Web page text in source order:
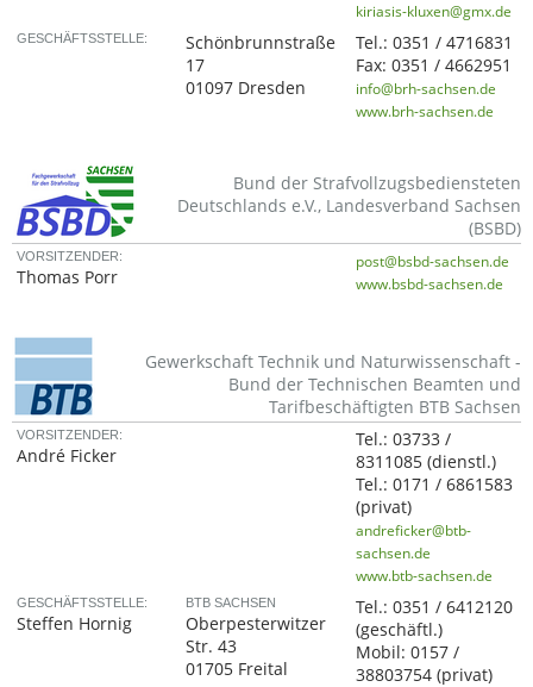
kiriasis-kluxen@gmx.de
GESCHÄFTSSTELLE:
Schönbrunnstraße
17
01097 Dresden
Tel.:0351 / 4716831
Fax:0351 / 4662951
info@brh-sachsen.de
www.brh-sachsen.de
Bund der Strafvollzugsbediensteten
Deutschlands e.V., Landesverband Sachsen
(BSBD)
VORSITZENDER:
Thomas Porr
post@bsbd-sachsen.de
www.bsbd-sachsen.de
Gewerkschaft Technik und Naturwissenschaft -
Bund der Technischen Beamten und
Tarifbeschäftigten BTB Sachsen
VORSITZENDER:
André Ficker
Tel.:03733 /
8311085(dienstl.)
Tel.:0171 / 6861583
(privat)
andreficker@btb-
sachsen.de
www.btb-sachsen.de
GESCHÄFTSSTELLE:
Steffen Hornig
BTB SACHSEN
Oberpesterwitzer
Str. 43
01705 Freital
Tel.:0351 / 6412120
(geschäftl.)
Mobil:0157 /
38803754(privat)